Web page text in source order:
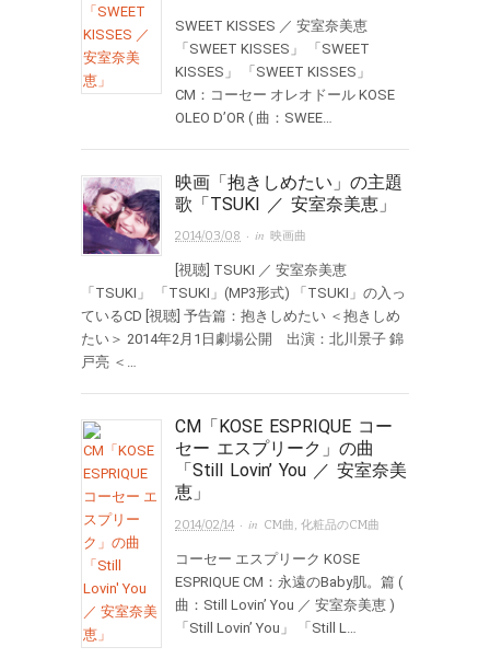
SWEET KISSES ／ 安室奈美恵
「SWEET KISSES」 「SWEET
KISSES」 「SWEET KISSES」
CM：コーセー オレオドール KOSE
OLEO D’OR ( 曲：SWEE…
映画「抱きしめたい」の主題
歌「TSUKI ／ 安室奈美恵」
2014/03/08 · in映画曲
[視聴] TSUKI ／ 安室奈美恵
「TSUKI」 「TSUKI」(MP3形式) 「TSUKI」の入っ
ているCD [視聴] 予告篇：抱きしめたい ＜抱きしめ
たい＞ 2014年2月1日劇場公開 出演：北川景子 錦
戸亮 ＜…
CM「KOSE ESPRIQUE コー
セー エスプリーク」の曲
「Still Lovin’ You ／ 安室奈美
恵」
2014/02/14 · in CM曲,化粧品のCM曲
コーセー エスプリーク KOSE
ESPRIQUE CM：永遠のBaby肌。篇 (
曲：Still Lovin’ You ／ 安室奈美恵 )
「Still Lovin’ You」 「Still L…